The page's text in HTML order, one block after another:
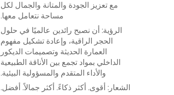
مع تعزيز الجودة والمتانة والجمال لكل
مساحة نتعامل معها.
الرؤية: أن نصبح رائدين عالميًا في حلول
الحجر الراقية، وإعادة تشكيل مفهوم
العمارة الحديثة وتصميمات الديكور
الداخلي بمواد تجمع بين الأناقة الطبيعية
والأداء المتقدم والمسؤولية البيئية.
الشعار: أقوى. أكثر ذكاءً. أكثر جمالاً. أفضل.